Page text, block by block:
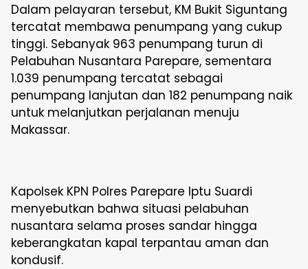
Dalam pelayaran tersebut, KM Bukit Siguntang
tercatat membawa penumpang yang cukup
tinggi. Sebanyak 963 penumpang turun di
Pelabuhan Nusantara Parepare, sementara
1.039 penumpang tercatat sebagai
penumpang lanjutan dan 182 penumpang naik
untuk melanjutkan perjalanan menuju
Makassar.
Kapolsek KPN Polres Parepare Iptu Suardi
menyebutkan bahwa situasi pelabuhan
nusantara selama proses sandar hingga
keberangkatan kapal terpantau aman dan
kondusif.